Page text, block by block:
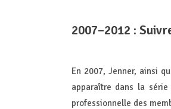
2007–2012 :
En 2007, Jenner, ainsi
apparaître dans la
professionnelle des